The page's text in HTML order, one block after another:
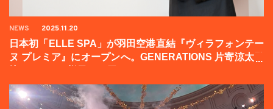
NEWS 2025.11.20
日本初「ELLE SPA」が羽田空港直結『ヴィラフォンテー
ヌ プレミア』にオープンへ。GENERATIONS 片寄涼太登